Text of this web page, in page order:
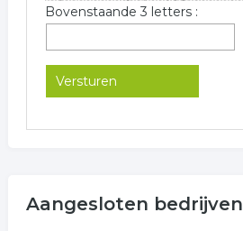
Bovenstaande 3 letters :
Aangesloten bedrijven